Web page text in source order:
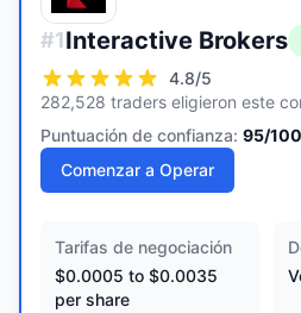
#1Interactive Brokers
4.8/5
282,528 traders eligieron este
Puntuación de confianza: 95/100
Comenzar a Operar
Tarifas de negociación
$0.0005 to $0.0035
per share